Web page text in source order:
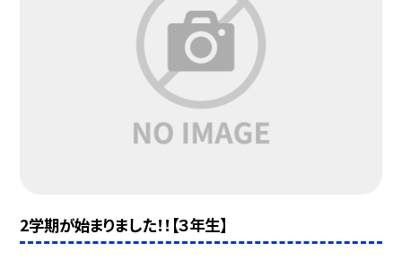
2学期が始まりました！！【３年生】